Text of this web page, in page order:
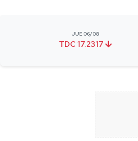
JUE 06/08
TDC 17.2317